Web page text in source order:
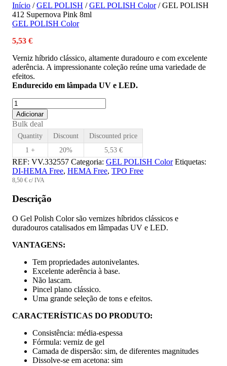
Início /GEL POLISH /GEL POLISH Color/ GEL POLISH
412 Supernova Pink 8ml
GEL POLISH Color
5,53 €
Verniz híbrido clássico, altamente duradouro e com excelente
aderência. A impressionante coleção reúne uma variedade de
efeitos.
Endurecido em lâmpada UV e LED.
Adicionar
Bulk deal
Quantity Discount
Discounted price
1 +
20% 5,53 €
REF: VV.332557 Categoria: GEL POLISH Color Etiquetas:
DI-HEMA Free, HEMA Free, TPO Free
8,50 € c/ IVA
Descrição
O Gel Polish Color são vernizes híbridos clássicos e
duradouros catalisados em lâmpadas UV e LED.
VANTAGENS:
Tem propriedades autonivelantes.
Excelente aderência à base.
Não lascam.
Pincel plano clássico.
Uma grande seleção de tons e efeitos.
CARACTERÍSTICAS DO PRODUTO:
Consistência: média-espessa
Fórmula: verniz de gel
Camada de dispersão: sim, de diferentes magnitudes
Dissolve-se em acetona: sim